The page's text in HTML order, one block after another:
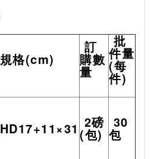
規格(cm)
訂
購數
量
批
件量
(每
件)
HD17+11×31 2磅
(包)
30
包